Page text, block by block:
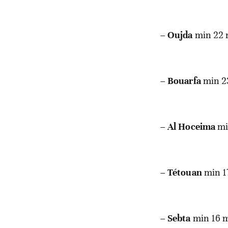
–Oujda min 22
–Bouarfamin
–Al Hoceima
–Tétouan min
– Sebta min 16